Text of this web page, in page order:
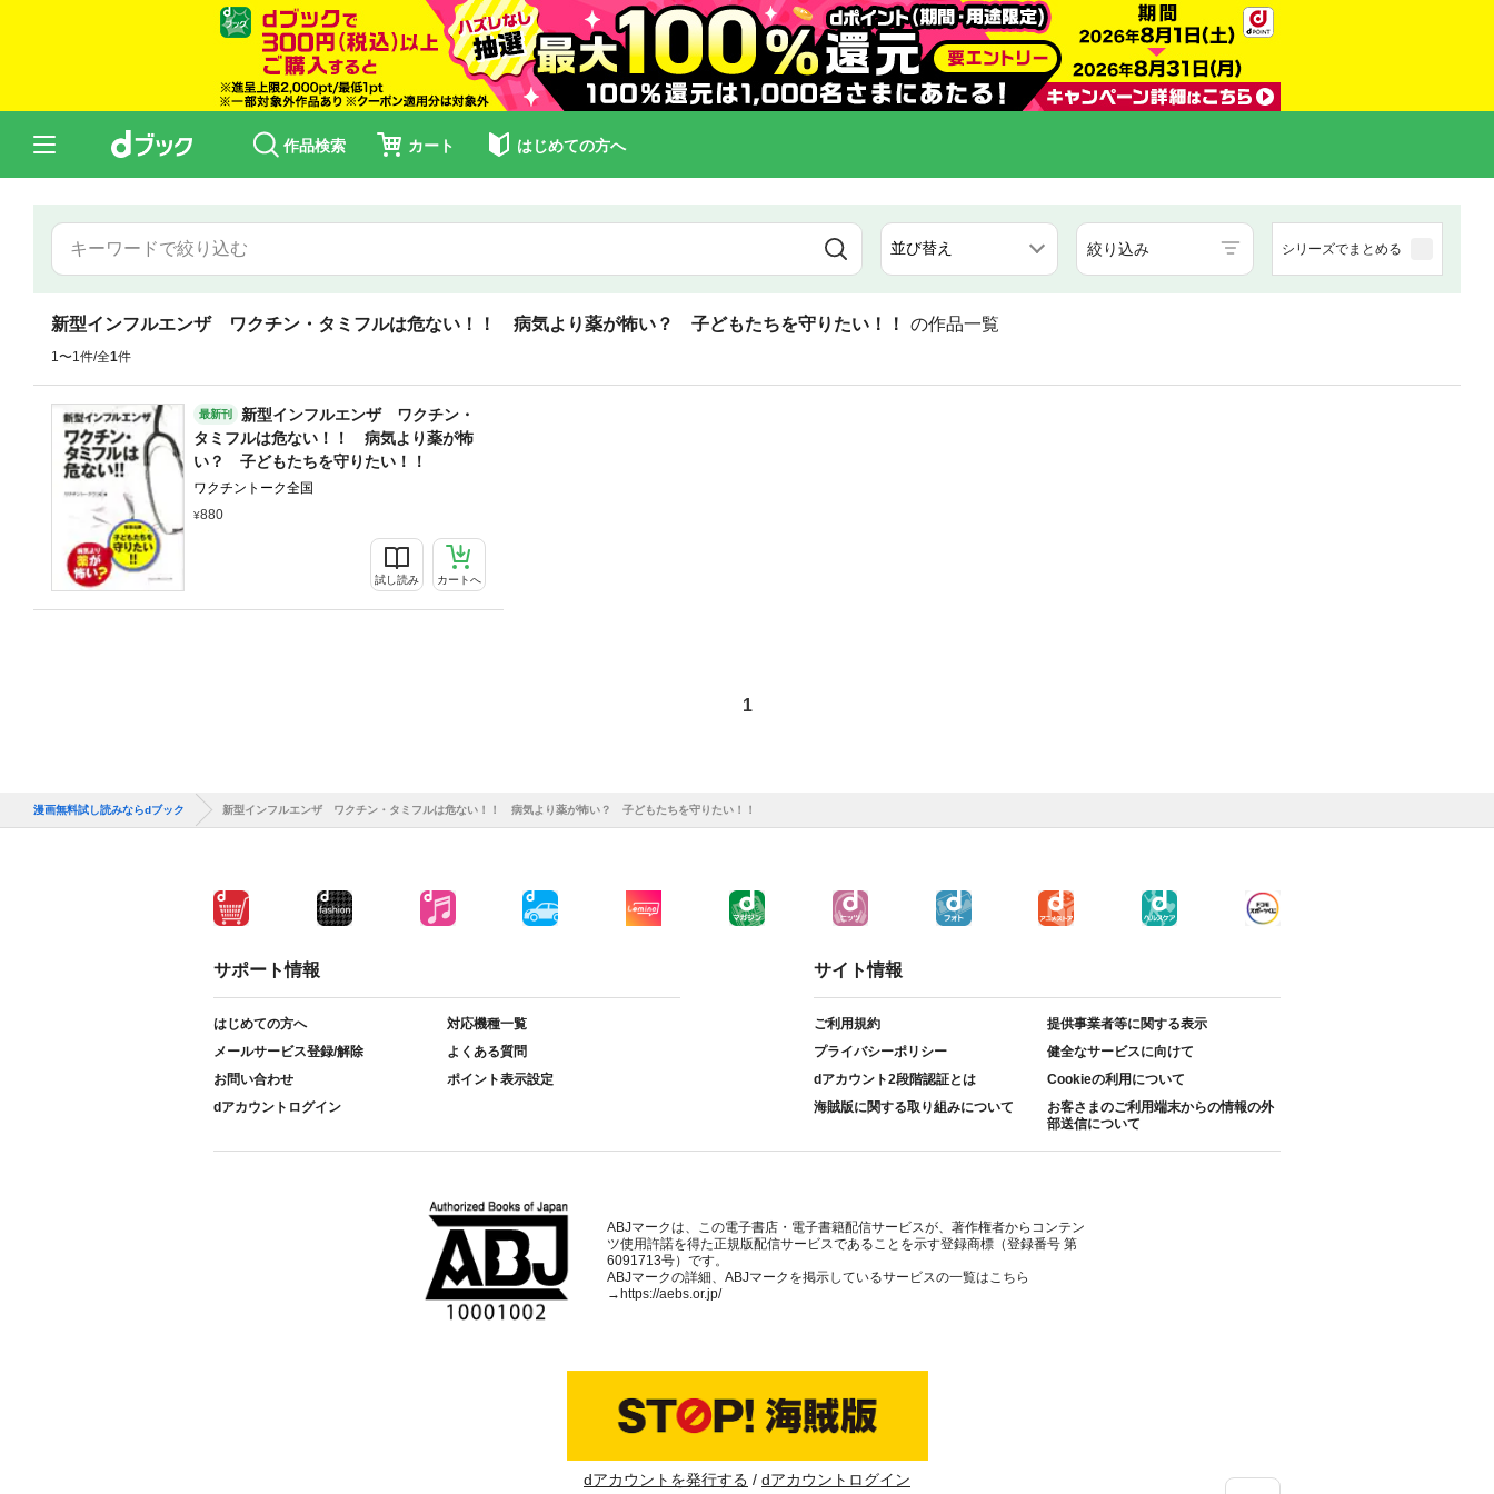
作品検索 カート はじめての方へ
絞り込み シリーズでまとめる
新型インフルエンザ ワクチン・タミフルは危ない！！ 病気より薬が怖い？ 子どもたちを守りたい！！ の作品一覧
1〜1件/全1件
最新刊
新型インフルエンザ ワクチン・
タミフルは危ない！！ 病気より薬が怖
い？ 子どもたちを守りたい！！
ワクチントーク全国
880
試し読み カートへ
1
漫画無料試し読みならdブック 新型インフルエンザ ワクチン・タミフルは危ない！！ 病気より薬が怖い？ 子どもたちを守りたい！！
サポート情報
はじめての方へ
対応機種一覧
メールサービス登録/解除
よくある質問
お問い合わせ
ポイント表示設定
dアカウントログイン
サイト情報
ご利用規約
提供事業者等に関する表示
プライバシーポリシー
健全なサービスに向けて
dアカウント2段階認証とは
Cookieの利用について
海賊版に関する取り組みについて
お客さまのご利用端末からの情報の外
部送信について
ABJマークは、この電子書店・電子書籍配信サービスが、著作権者からコンテン
ツ使用許諾を得た正規版配信サービスであることを示す登録商標（登録番号 第
6091713号）です。
ABJマークの詳細、ABJマークを掲示しているサービスの一覧はこちら
→ https://aebs.or.jp/
dアカウントを発行する dアカウントログイン